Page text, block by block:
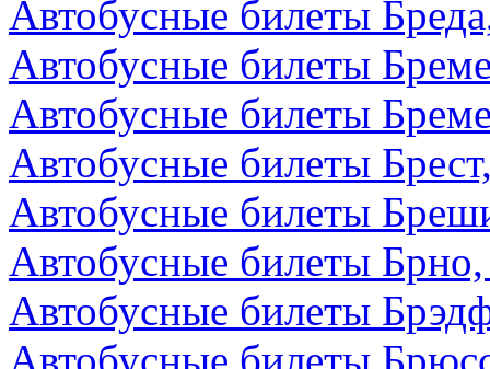
Автобусные билеты
Автобусные билеты
Автобусные билеты
Автобусные билеты
Автобусные билеты
Автобусные билеты
Автобусные билеты
Автобусные билеты